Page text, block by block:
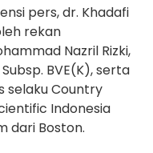
pers, dr. Khadafi
rekan
Nazril Rizki,
BVE(K), serta
selaku Country
Indonesia
dari Boston.